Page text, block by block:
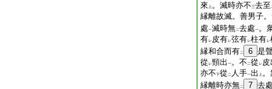
來
上 。滅時亦不三去至
縁離故滅。善男子
處一滅時無二去處一。
有レ皮有レ弦有レ柱有レ
縁和合而有二 6 是
從 レ頸出 一。不 二從 レ皮
亦不下從 二 人手一出 上
縁離時亦無二 7 去